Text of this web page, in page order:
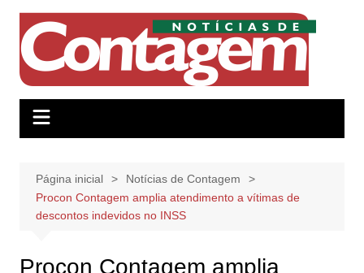
conteúdo
Página inicial
Notícias de Contagem
Procon Contagem amplia atendimento a vítimas de
descontos indevidos no INSS
Procon Contagem amplia